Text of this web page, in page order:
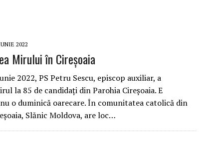
2022
Mirului în Cireșoaia
2022, PS Petru Sescu, episcop auxiliar, a
la 85 de candidaţi din Parohia Cireşoaia. E
o duminică oarecare. În comunitatea catolică din
Slănic Moldova, are loc…